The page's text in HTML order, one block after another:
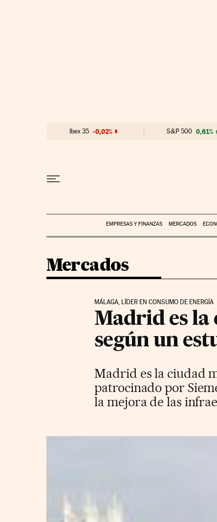
Ibex 35 -0,02% S&P 500 0,61%
EMPRESAS Y FINANZAS MERCADOS
Mercados
MÁLAGA, LÍDER EN CONSUMO DE ENERGÍA
Madrid es la
según un
Madrid es la ciudad
patrocinado por
la mejora de las